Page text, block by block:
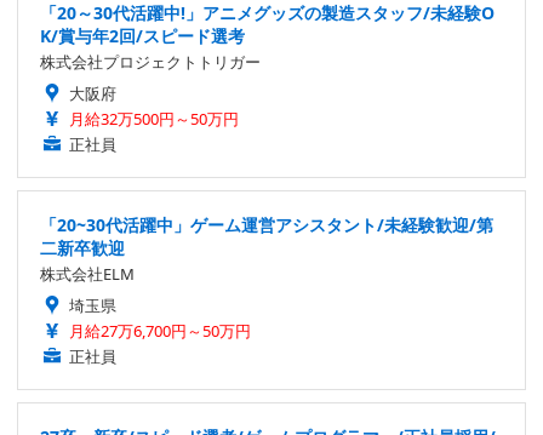
「20～30代活躍中!」アニメグッズの製造スタッフ/未経験O
K/賞与年2回/スピード選考
株式会社プロジェクトトリガー
大阪府
月給32万500円～50万円
正社員
「20~30代活躍中」ゲーム運営アシスタント/未経験歓迎/第
二新卒歓迎
株式会社ELM
埼玉県
月給27万6,700円～50万円
正社員